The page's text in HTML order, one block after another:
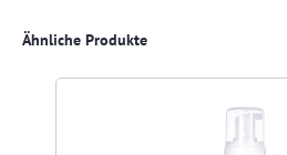
Produktgalerie überspringen
Ähnliche Produkte